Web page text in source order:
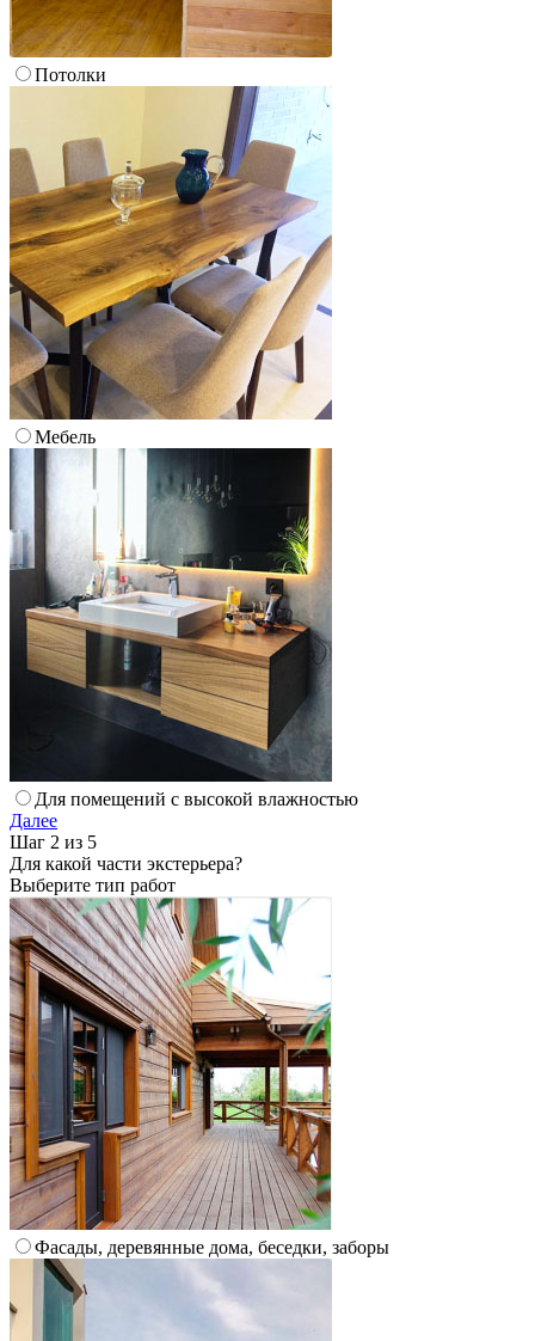
Потолки
Мебель
Для помещений с высокой влажностью
Далее
Шаг 2 из 5
Для какой части экстерьера?
Выберите тип работ
Фасады, деревянные дома, беседки, заборы